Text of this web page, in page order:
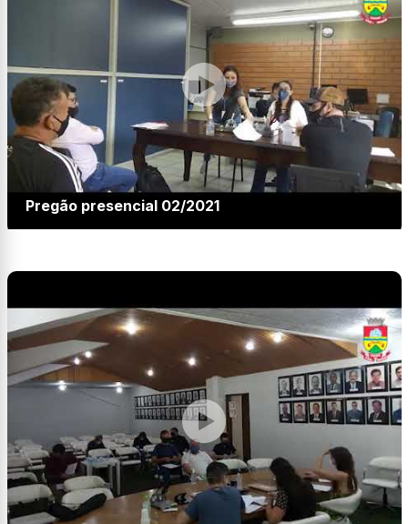
Pregão presencial 02/2021